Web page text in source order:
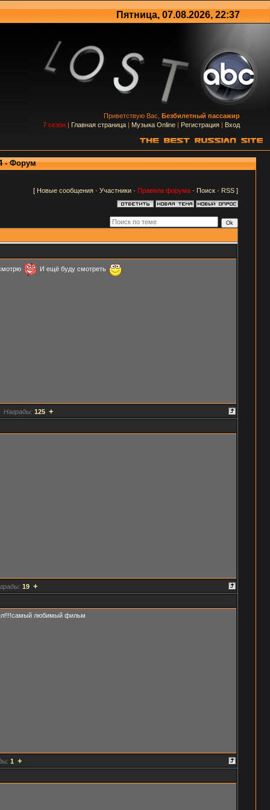
Пятница, 07.08.2026, 22:37
Приветствую Вас, Безбилетный пассажир
7 сезон | Главная страница | Музыка Online | Регистрация | Вход
- Форум
[ Новые сообщения· Участники· Правила форума· Поиск· RSS]
И ещё буду смотреть
Награды: 125 +
19 +
любимый фильм
1 +